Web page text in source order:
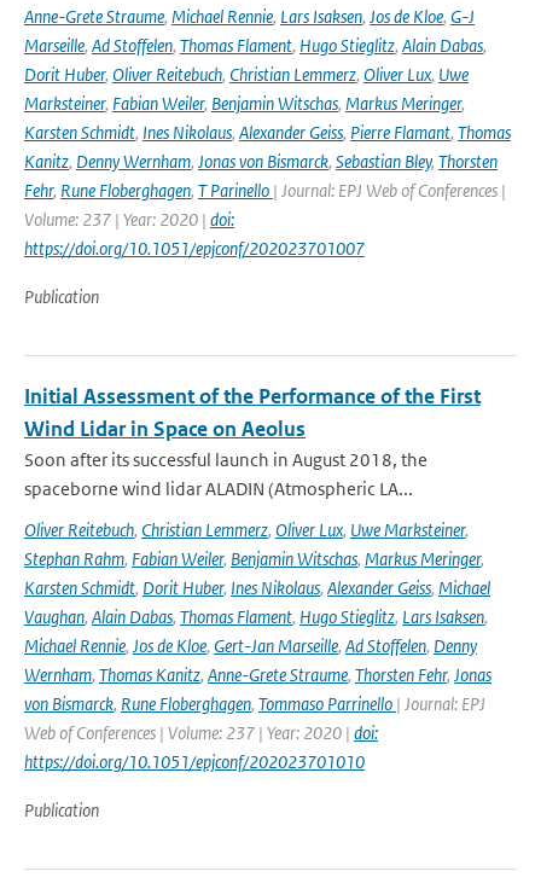
Anne-Grete Straume, Michael Rennie, Lars Isaksen, Jos de Kloe, G-J
Marseille, Ad Stoffelen, Thomas Flament, Hugo Stieglitz, Alain Dabas,
Dorit Huber, Oliver Reitebuch, Christian Lemmerz, Oliver Lux, Uwe
Marksteiner, Fabian Weiler, Benjamin Witschas, Markus Meringer,
Karsten Schmidt, Ines Nikolaus, Alexander Geiss, Pierre Flamant, Thomas
Kanitz, Denny Wernham, Jonas von Bismarck, Sebastian Bley, Thorsten
Fehr, Rune Floberghagen, T Parinello | Journal: EPJ Web of Conferences |
Volume: 237 | Year: 2020 | doi:
https://doi.org/10.1051/epjconf/202023701007
Publication
Initial Assessment of the Performance of the First
Wind Lidar in Space on Aeolus
Soon after its successful launch in August 2018, the
spaceborne wind lidar ALADIN (Atmospheric LA...
Oliver Reitebuch, Christian Lemmerz, Oliver Lux, Uwe Marksteiner,
Stephan Rahm, Fabian Weiler, Benjamin Witschas, Markus Meringer,
Karsten Schmidt, Dorit Huber, Ines Nikolaus, Alexander Geiss, Michael
Vaughan, Alain Dabas, Thomas Flament, Hugo Stieglitz, Lars Isaksen,
Michael Rennie, Jos de Kloe, Gert-Jan Marseille, Ad Stoffelen, Denny
Wernham, Thomas Kanitz, Anne-Grete Straume, Thorsten Fehr, Jonas
von Bismarck, Rune Floberghagen, Tommaso Parrinello | Journal: EPJ
Web of Conferences | Volume: 237 | Year: 2020 | doi:
https://doi.org/10.1051/epjconf/202023701010
Publication